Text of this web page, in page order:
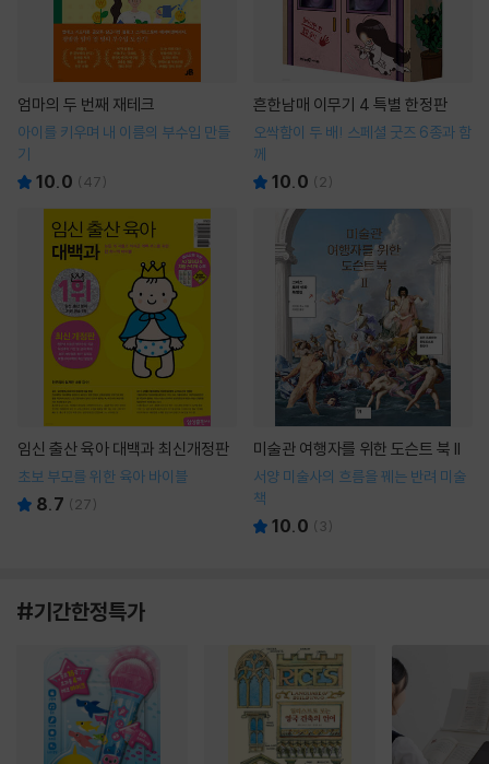
엄마의 두 번째 재테크
아이를 키우며 내 이름의 부수입 만들
기
10.0 (47)
흔한남매 이무기 4 특별 한정판
오싹함이 두 배! 스페셜 굿즈 6종과 함
께
10.0 ( 2)
임신 출산 육아 대백과 최신개정판
초보 부모를 위한 육아 바이블
8.7 ( 27)
미술관 여행자를 위한 도슨트 북 II
서양 미술사의 흐름을 꿰는 반려 미술
책
10.0 ( 3)
#기간한정특가